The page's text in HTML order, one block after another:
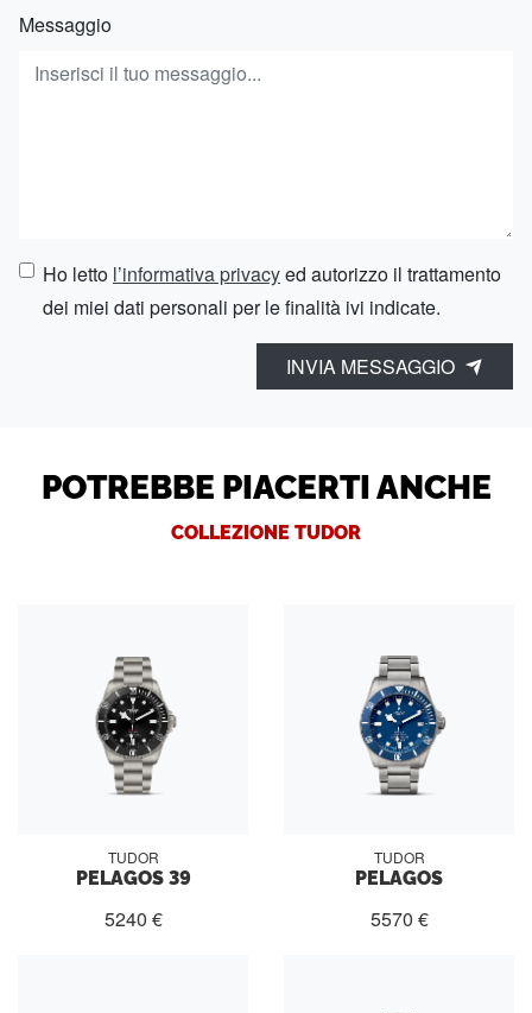
Messaggio
Ho letto l’informativa privacyed autorizzo il trattamento
dei miei dati personali per le finalità ivi indicate.
INVIA MESSAGGIO
POTREBBE PIACERTI ANCHE
COLLEZIONE TUDOR
TUDOR
PELAGOS 39
5240 €
TUDOR
PELAGOS
5570 €